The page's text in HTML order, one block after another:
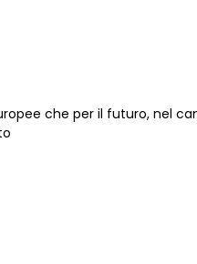
che per il futuro, nel